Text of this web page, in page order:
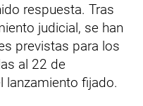
respuesta. Tras
judicial, se han
previstas para los
al 22 de
lanzamiento fijado.